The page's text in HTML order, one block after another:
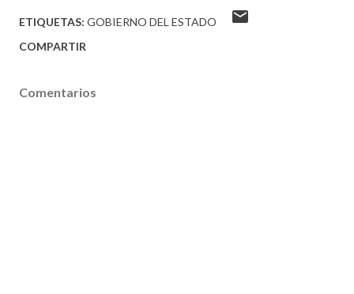
ETIQUETAS: GOBIERNO DEL ESTADO
COMPARTIR
Comentarios